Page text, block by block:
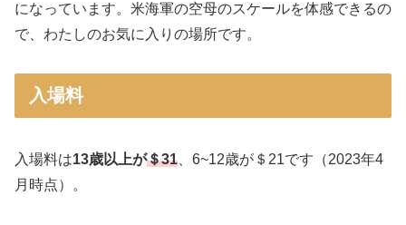
になっています。米海軍の空母のスケールを体感できるの
で、わたしのお気に入りの場所です。
入場料
入場料は13歳以上が＄31 、6~12歳が＄21です（2023年4
月時点）。